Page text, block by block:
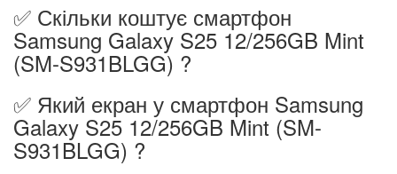
✅ Скільки коштує смартфон
Samsung Galaxy S25 12/256GB Mint
(SM-S931BLGG) ?
✅ Який екран у смартфон Samsung
Galaxy S25 12/256GB Mint (SM-
S931BLGG) ?